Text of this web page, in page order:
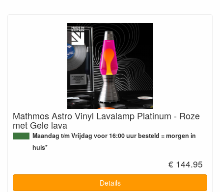
Mathmos Astro Vinyl Lavalamp Platinum - Roze
met Gele lava
Maandag t/m Vrijdag voor 16:00 uur besteld = morgen in
huis*
€ 144.95
Details